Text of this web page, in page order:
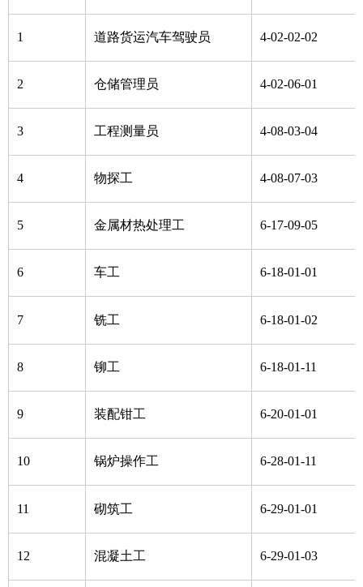
1 道路货运汽车驾驶员 4-02-02-02
2 仓储管理员 4-02-06-01
3 工程测量员 4-08-03-04
4 物探工 4-08-07-03
5 金属材热处理工 6-17-09-05
6 车工 6-18-01-01
7 铣工 6-18-01-02
8 铆工 6-18-01-11
9 装配钳工 6-20-01-01
10 锅炉操作工 6-28-01-11
11 砌筑工 6-29-01-01
12 混凝土工 6-29-01-03